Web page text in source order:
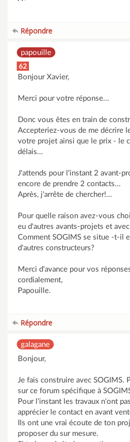
Répondre
papouille
62
Bonjour Xavier,
Merci pour votre réponse...
Donc vous êtes en train de
Accepteriez-vous de me décrire
votre projet ainsi que le prix - le
délais...
J'attends pour l'instant 2 avant-
encore de prendre 2 contacts...
Après, j'arrête de chercher!...
Pour quelle raison avez-vous
eu d'autres avants-projets et
Comment SOGIMS se situe -t-il
d'autres constructeurs?
Merci d'avance pour vos
cordialement,
Papouille.
Répondre
galagane
Bonjour,
Je fais construire avec SOGIMS.
sur ce forum spécifique à
Pour l'instant les travaux n'ont
apprécier le contact en avant
Ils ont une vrai écoute de ton
proposer du sur mesure.